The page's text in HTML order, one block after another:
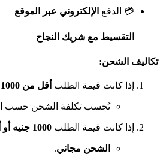
💳 الدفع الإلكتروني عبر الموقع
التقسيط مع شريك النجاح
تكاليف الشحن:
إذا كانت قيمة الطلب أقل من 1000 جنيه
تُحسب تكلفة الشحن حسب
إذا كانت قيمة الطلب 1000 جنيه أو أكثر
الشحن مجاني.